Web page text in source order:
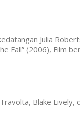
Julia
Fall” (2006),
Blake